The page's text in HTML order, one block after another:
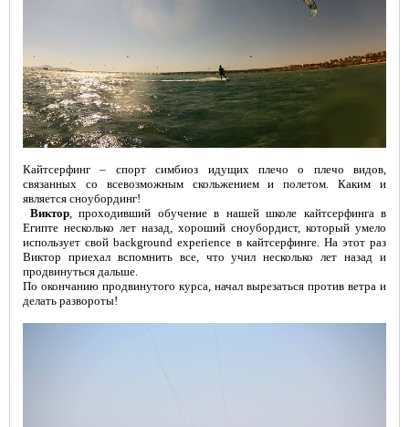
Кайтсерфинг – спорт симбиоз идущих плечо о плечо видов,
связанных со всевозможным скольжением и полетом. Каким и
является сноубординг!
Виктор, проходивший обучение в нашей школе кайтсерфинга в
Египте несколько лет назад, хороший сноубордист, который умело
использует свой background experience в кайтсерфинге. На этот раз
Виктор приехал вспомнить все, что учил несколько лет назад и
продвинуться дальше.
По окончанию продвинутого курса, начал вырезаться против ветра и
делать развороты!
ОБУЧЕНИЕ